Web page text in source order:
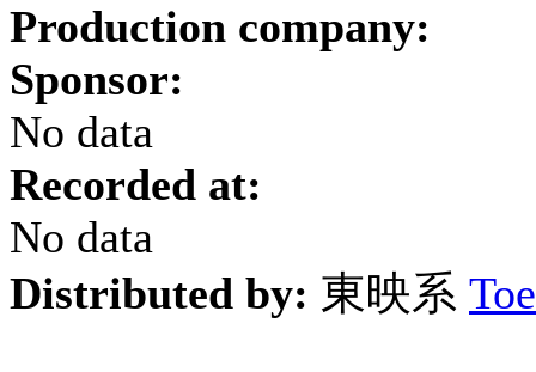
Production company:
Sponsor:
No data
Recorded at:
No data
Distributed by: 東映系